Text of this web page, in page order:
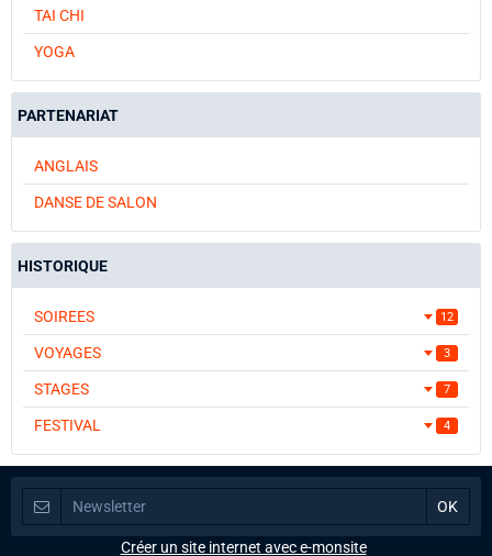
TAI CHI
YOGA
PARTENARIAT
ANGLAIS
DANSE DE SALON
HISTORIQUE
SOIREES 12
VOYAGES 3
STAGES 7
FESTIVAL 4
Créer un site internet avec e-monsite